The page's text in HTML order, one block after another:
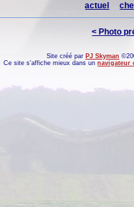
actuel
< Photo
Site créé par PJ Skyman
Ce site s'affiche mieux dans unnavigateur